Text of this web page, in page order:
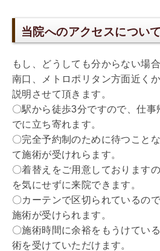
当院へのアクセスについて
もし、どうしても分からない場
南口、メトロポリタン方面近く
説明させて頂きます。
〇駅から徒歩3分ですので、仕
でに立ち寄れます。
〇完全予約制のために待つこと
て施術が受けれらます。
〇着替えをご用意しております
を気にせずに来院できます。
〇カーテンで区切られているの
施術が受けられます。
〇施術時間に余裕をもうけてい
術を受けていただけます。